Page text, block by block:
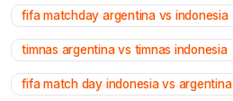
fifa matchday argentina vs indonesia
timnas argentina vs timnas indonesia
fifa match day indonesia vs argentina